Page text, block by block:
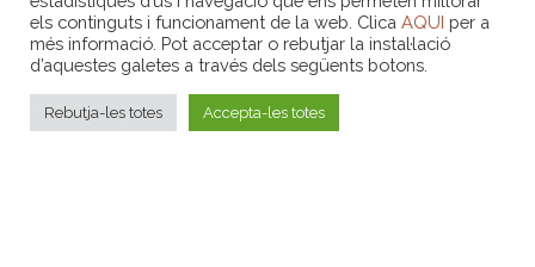
COPYRIGHT 2020 - UNIÓ DE COOPERATIVES
DE TREBALL ASSOCIAT DE LES ILLES
BALEARS
els continguts i funcionament de la web. Clica AQUI per a
més informació. Pot acceptar o rebutjar la instal·lació
d’aquestes galetes a través dels següents botons.
Rebutja-les totes Accepta-les totes